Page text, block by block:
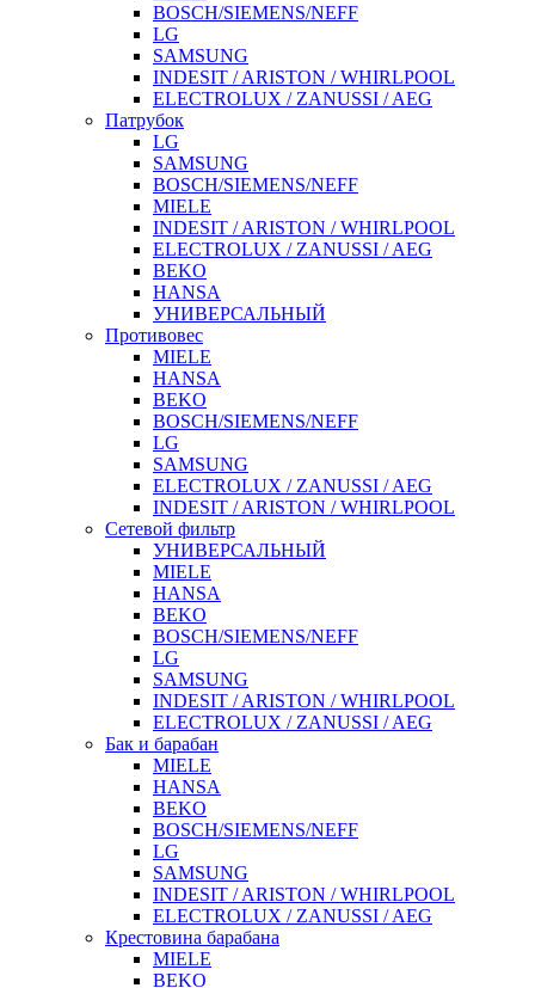
BOSCH/SIEMENS/NEFF
LG
SAMSUNG
INDESIT / ARISTON / WHIRLPOOL
ELECTROLUX / ZANUSSI / AEG
Патрубок
LG
SAMSUNG
BOSCH/SIEMENS/NEFF
MIELE
INDESIT / ARISTON / WHIRLPOOL
ELECTROLUX / ZANUSSI / AEG
BEKO
HANSA
УНИВЕРСАЛЬНЫЙ
Противовес
MIELE
HANSA
BEKO
BOSCH/SIEMENS/NEFF
LG
SAMSUNG
ELECTROLUX / ZANUSSI / AEG
INDESIT / ARISTON / WHIRLPOOL
Сетевой фильтр
УНИВЕРСАЛЬНЫЙ
MIELE
HANSA
BEKO
BOSCH/SIEMENS/NEFF
LG
SAMSUNG
INDESIT / ARISTON / WHIRLPOOL
ELECTROLUX / ZANUSSI / AEG
Бак и барабан
MIELE
HANSA
BEKO
BOSCH/SIEMENS/NEFF
LG
SAMSUNG
INDESIT / ARISTON / WHIRLPOOL
ELECTROLUX / ZANUSSI / AEG
Крестовина барабана
MIELE
BEKO